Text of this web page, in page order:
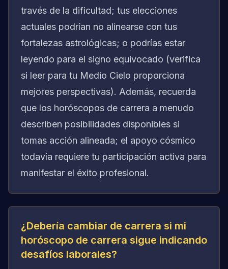
través de la dificultad; tus elecciones
actuales podrían no alinearse con tus
fortalezas astrológicas; o podrías estar
leyendo para el signo equivocado (verifica
si leer para tu Medio Cielo proporciona
mejores perspectivas). Además, recuerda
que los horóscopos de carrera a menudo
describen posibilidades disponibles si
tomas acción alineada; el apoyo cósmico
todavía requiere tu participación activa para
manifestar el éxito profesional.
¿Debería cambiar de carrera si mi
horóscopo de carrera sigue indicando
desafíos laborales?